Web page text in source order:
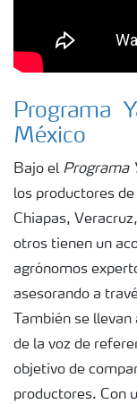
Programa
México
Bajo el Programa
los productores
Chiapas,
otros tienen un
agrónomos
asesorando a
También se
de la voz de
objetivo de
productores. Con